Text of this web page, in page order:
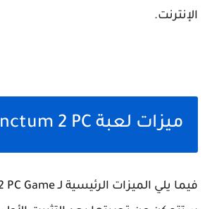
الإنترنت.
ميزات لعبة Sanctum 2 PC